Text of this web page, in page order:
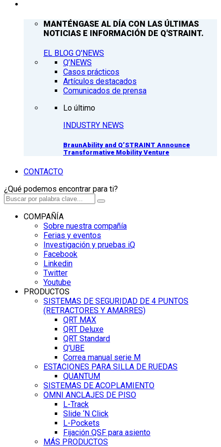
MANTÉNGASE AL DÍA CON LAS ÚLTIMAS
NOTICIAS E INFORMACIÓN DE Q'STRAINT.
EL BLOG Q'NEWS
Q’NEWS
Casos prácticos
Artículos destacados
Comunicados de prensa
Lo último
INDUSTRY NEWS
BraunAbility and Q’STRAINT Announce
Transformative Mobility Venture
CONTACTO
¿Qué podemos encontrar para ti?
COMPAÑÍA
Sobre nuestra compañía
Ferias y eventos
Investigación y pruebas iQ
Facebook
Linkedin
Twitter
Youtube
PRODUCTOS
SISTEMAS DE SEGURIDAD DE 4 PUNTOS
(RETRACTORES Y AMARRES)
QRT MAX
QRT Deluxe
QRT Standard
Q’UBE
Correa manual serie M
ESTACIONES PARA SILLA DE RUEDAS
QUANTUM
SISTEMAS DE ACOPLAMIENTO
OMNI ANCLAJES DE PISO
L-Track
Slide ‘N Click
L-Pockets
Fijación QSF para asiento
MÁS PRODUCTOS